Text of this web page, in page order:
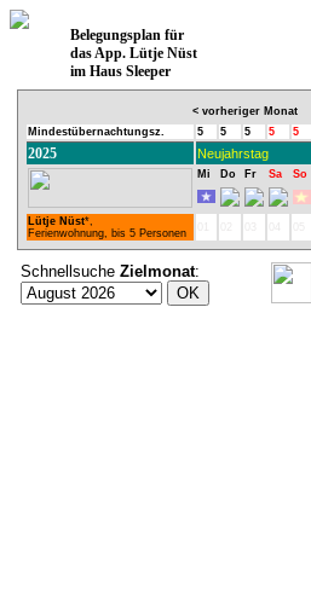
Belegungsplan für
das App. Lütje Nüst
im Haus Sleeper
< vorheriger Monat
Mindestübernachtungsz.
5 5 5 5 5
2025 Neujahrstag
Mi Do Fr Sa So
Lütje Nüst*,
Ferienwohnung, bis 5 Personen
Schnellsuche Zielmonat: